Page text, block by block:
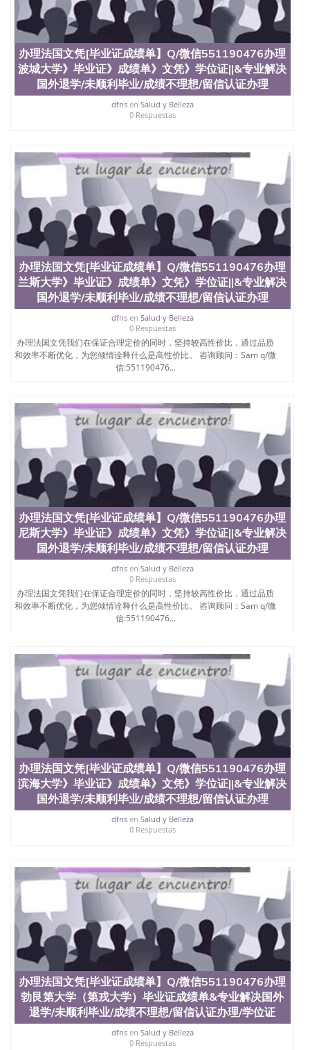
办理法国文凭[毕业证成绩单】Q/微信551190476办理
波城大学》毕业证》成绩单》文凭》学位证||&专业解决
国外退学/未顺利毕业/成绩不理想/留信认证办理
dfnsen Salud y Belleza
0 Respuestas
办理法国文凭[毕业证成绩单】Q/微信551190476办理
兰斯大学》毕业证》成绩单》文凭》学位证||&专业解决
国外退学/未顺利毕业/成绩不理想/留信认证办理
dfnsen Salud y Belleza
0 Respuestas
办理法国文凭我们在保证合理定价的同时，坚持较高性价比，通过品质
和效率不断优化，为您倾情诠释什么是高性价比。 咨询顾问：Sam q/微
信:551190476...
办理法国文凭[毕业证成绩单】Q/微信551190476办理
尼斯大学》毕业证》成绩单》文凭》学位证||&专业解决
国外退学/未顺利毕业/成绩不理想/留信认证办理
dfnsen Salud y Belleza
0 Respuestas
办理法国文凭我们在保证合理定价的同时，坚持较高性价比，通过品质
和效率不断优化，为您倾情诠释什么是高性价比。 咨询顾问：Sam q/微
信:551190476...
办理法国文凭[毕业证成绩单】Q/微信551190476办理
滨海大学》毕业证》成绩单》文凭》学位证||&专业解决
国外退学/未顺利毕业/成绩不理想/留信认证办理
dfnsen Salud y Belleza
0 Respuestas
办理法国文凭[毕业证成绩单】Q/微信551190476办理
勃艮第大学（第戎大学）毕业证成绩单&专业解决国外
退学/未顺利毕业/成绩不理想/留信认证办理/学位证
dfnsen Salud y Belleza
0 Respuestas